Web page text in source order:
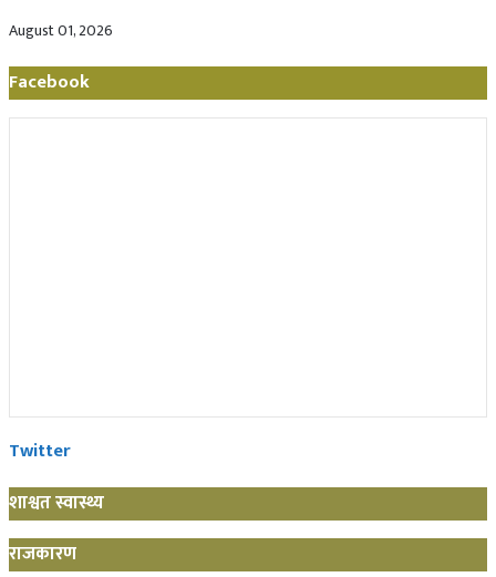
August 01, 2026
Facebook
Twitter
शाश्वत स्वास्थ्य
राजकारण